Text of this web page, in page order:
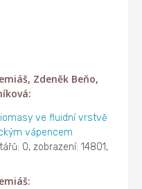
Zdeněk Beňo,
ve fluidní vrstvě
vápencem
0, zobrazení: 14801,